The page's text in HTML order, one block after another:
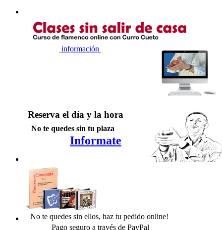
información
Reserva el día y la hora
No te quedes sin tu plaza
Informate
No te quedes sin ellos, haz tu pedido online!
Pago seguro a través de PayPal